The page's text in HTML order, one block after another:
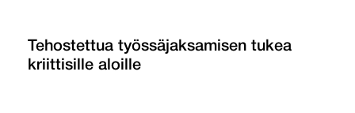
Tehostettua työssäjaksamisen tukea
kriittisille aloille